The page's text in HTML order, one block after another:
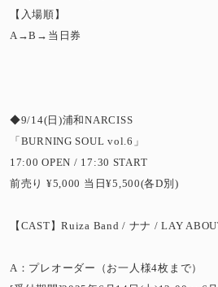
【入場順】
A→B→当日券
◆9/14(日)浦和NARCISS
「BURNING SOUL vol.6」
17:00 OPEN / 17:30 START
前売り ¥5,000 当日¥5,500(各D別)
【CAST】Ruiza Band / ナナ / LAY
A：プレオーダー（お一人様4枚まで）